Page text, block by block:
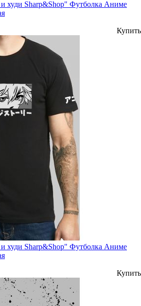
худи Sharp&Shop" Футболка Аниме
Купить
худи Sharp&Shop" Футболка Аниме
Купить